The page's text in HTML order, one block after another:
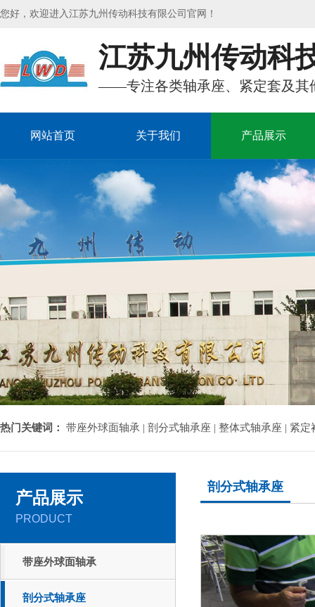
您好，欢迎进入江苏九州传动科技有限公司官网！
江苏九州传动科
——专注各类轴承座、紧定套及其
网站首页 关于我们 产品展示
热门关键词： 带座外球面轴承 | 剖分式轴承座 | 整体式轴承座 | 紧定
产品展示
PRODUCT
带座外球面轴承
剖分式轴承座
剖分式轴承座